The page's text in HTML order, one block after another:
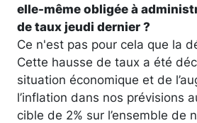
elle-même obligée à
de taux jeudi dernier ?
Ce n'est pas pour cela que la
Cette hausse de taux a été
situation économique et de
l’inflation dans nos prévisions
cible de 2% sur l’ensemble de